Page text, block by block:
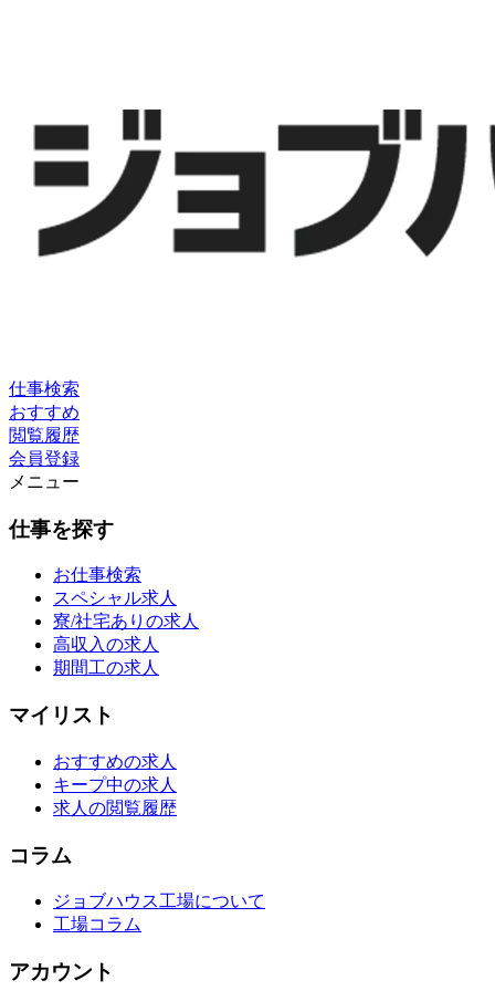
仕事検索
おすすめ
閲覧履歴
会員登録
メニュー
仕事を探す
お仕事検索
スペシャル求人
寮/社宅ありの求人
高収入の求人
期間工の求人
マイリスト
おすすめの求人
キープ中の求人
求人の閲覧履歴
コラム
ジョブハウス工場について
工場コラム
アカウント